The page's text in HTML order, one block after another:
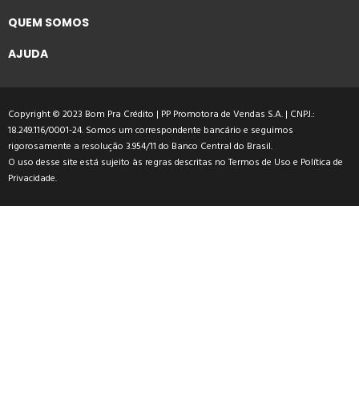
QUEM SOMOS
AJUDA
Copyright © 2023 Bom Pra Crédito | PP Promotora de Vendas S.A. | CNPJ.:
18.249.116/0001-24. Somos um correspondente bancário e seguimos
rigorosamente a resolução 3.954/11 do Banco Central do Brasil.
O uso desse site está sujeito às regras descritas noTermos de Uso e Política de
Privacidade.